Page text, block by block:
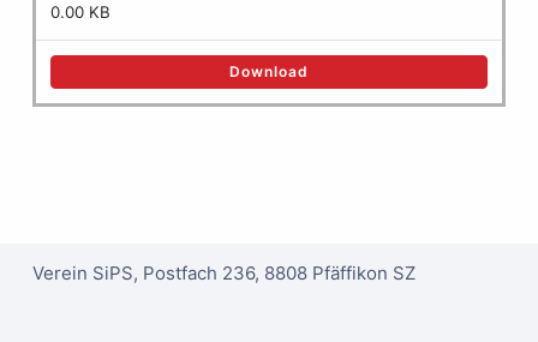
0.00 KB
Download
Verein SiPS, Postfach 236, 8808 Pfäffikon SZ